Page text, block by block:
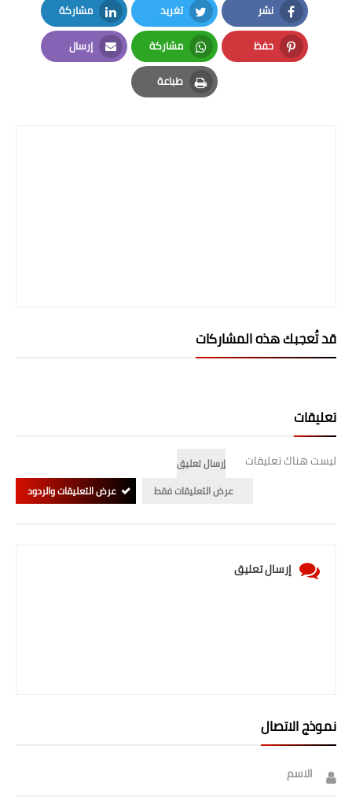
نشر
Facebook
تغريد
Twitter
مشاركة
LinkedIn
حفظ
Pinterest
مشاركة
Whatsapp
إرسال
Email
طباعة
Print
قد تُعجبك هذه المشاركات
تعليقات
ليست هناك تعليقات
إرسال تعليق
عرض التعليقات فقط
عرض التعليقات والردود
إرسال تعليق
نموذج الاتصال
الاسم